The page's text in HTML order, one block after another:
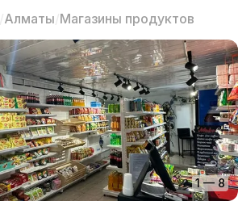
Алматы Магазины продуктов
1—8